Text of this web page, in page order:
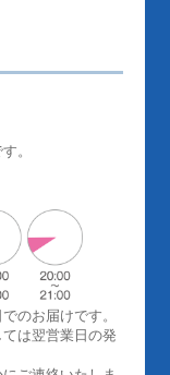
。
のお届けです。
は翌営業日の発